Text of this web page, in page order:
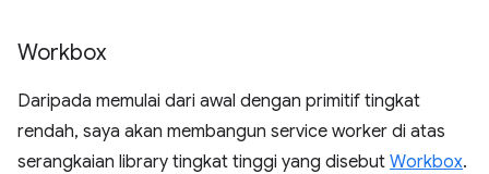
Workbox
Daripada memulai dari awal dengan primitif tingkat
rendah, saya akan membangun service worker di atas
serangkaian library tingkat tinggi yang disebut Workbox.